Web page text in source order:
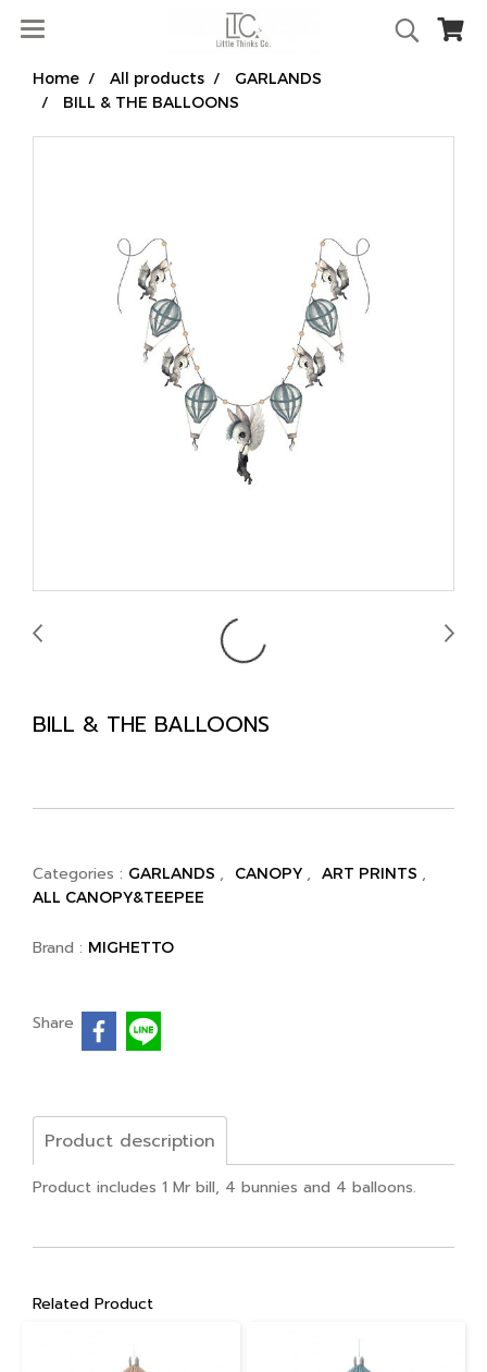
Home All products
GARLANDS
BILL & THE BALLOONS
BILL & THE BALLOONS
Categories : GARLANDS , CANOPY , ART PRINTS ,
ALL CANOPY&TEEPEE
Brand : MIGHETTO
Share
Product description
Product includes 1 Mr bill, 4 bunnies and 4 balloons.
Related Product